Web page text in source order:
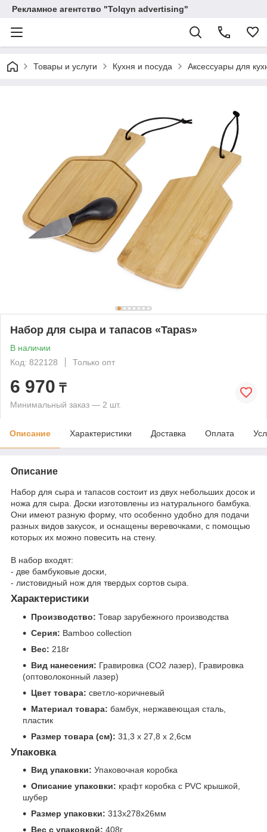
Рекламное агентство "Tolqyn advertising"
Товары и услуги Кухня и посуда Аксессуары для
Набор для сыра и тапасов «Tapas»
В наличии
Код: 822128
Только опт
6 970 ₸
Минимальный заказ — 2 шт.
Описание Характеристики Доставка Оплата
Описание
Набор для сыра и тапасов состоит из двух небольших досок и
ножа для сыра. Доски изготовлены из натурального бамбука.
Они имеют разную форму, что особенно удобно для подачи
разных видов закусок, и оснащены веревочками, с помощью
которых их можно повесить на стену.
В набор входят:
- две бамбуковые доски,
- листовидный нож для твердых сортов сыра.
Характеристики
Производство: Товар зарубежного производства
Серия: Bamboo collection
Вес: 218г
Вид нанесения: Гравировка (CO2 лазер), Гравировка
(оптоволоконный лазер)
Цвет товара: светло-коричневый
Материал товара: бамбук, нержавеющая сталь,
пластик
Размер товара (см): 31,3 х 27,8 х 2,6см
Упаковка
Вид упаковки: Упаковочная коробка
Описание упаковки: крафт коробка с PVC крышкой,
шубер
Размер упаковки: 313x278x26мм
Вес с упаковкой: 408г